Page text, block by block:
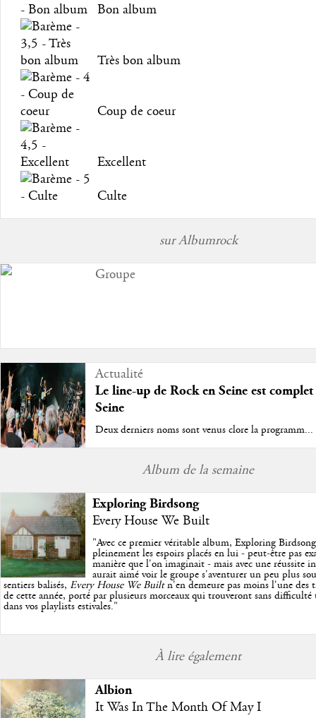
Bon album
Très bon album
Coup de coeur
Excellent
Culte
sur Albumrock
Groupe
Actualité
Le line-up de Rock en Seine est
Seine
Deux derniers noms sont venus clore la programm...
Album de la semaine
Exploring Birdsong
Every House We Built
"Avec ce premier véritable album, Exploring
pleinement les espoirs placés en lui - peut-être pas
manière que l'on imaginait - mais avec une réussite
aurait aimé voir le groupe s'aventurer un peu plus
sentiers balisés, Every House We Builtn'en demeure pas moins l'une des
de cette année, porté par plusieurs morceaux qui trouveront sans difficulté
dans vos playlists estivales."
À lire également
Albion
It Was In The Month Of May I